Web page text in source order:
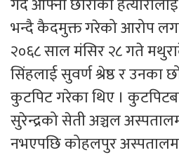
गर्दै आफ्नो छोराको
भन्दै कैदमुक्त गरेको आरोप
२०६८ साल मंसिर २८ गते
सिंहलाई सुवर्ण श्रेष्ठ र उनका
कुटपिट गरेका थिए ।
सुरेन्द्रको सेती अञ्चल
नभएपछि कोहलपुर